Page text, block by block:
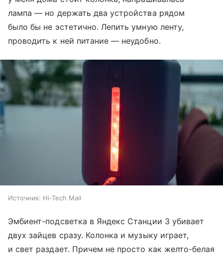
лампа — но держать два устройства рядом
было бы не эстетично. Лепить умную ленту,
проводить к ней питание — неудобно.
Источник: Hi-Tech Mail
Эмбиент-подсветка в Яндекс Станции 3 убивает
двух зайцев сразу. Колонка и музыку играет,
и свет раздает. Причем не просто как желто-белая